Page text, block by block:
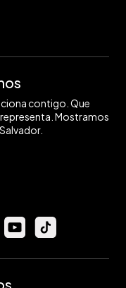
contigo. Que
Mostramos